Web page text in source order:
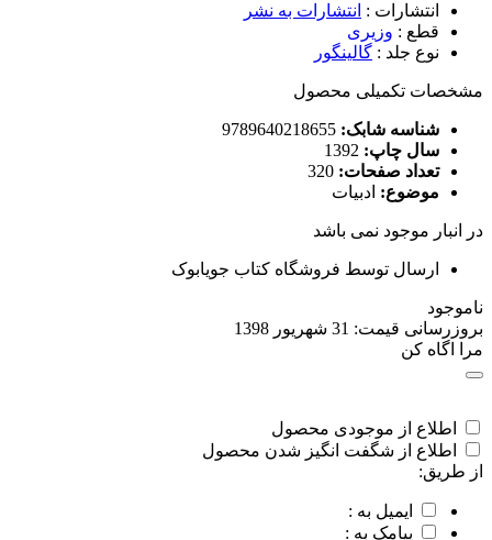
انتشارات : انتشارات به نشر
قطع : وزیری
نوع جلد : گالینگور
مشخصات تکمیلی محصول
شناسه شابک:
سال چاپ:
تعداد صفحات:
موضوع: ادبیات
در انبار موجود نمی باشد
ارسال توسط فروشگاه کتاب جویابوک
ناموجود
بروزرسانی قیمت: 31 شهریور 1398
مرا اگاه کن
اطلاع از موجودی محصول
اطلاع از شگفت انگیز شدن محصول
از طریق:
ایمیل به :
پیامک به :